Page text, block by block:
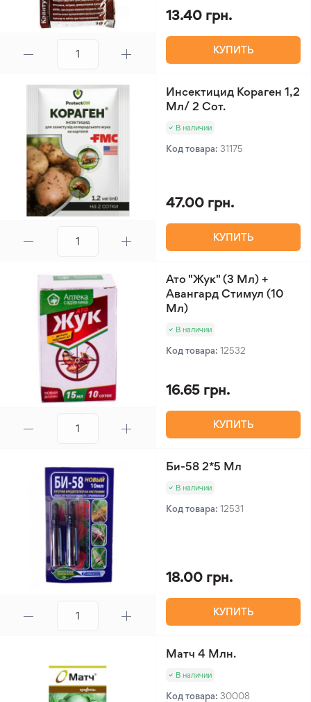
13.40 грн.
КУПИТЬ
Инсектицид Кораген 1,2
Мл/ 2 Сот.
В наличии
Код товара: 31175
47.00 грн.
КУПИТЬ
Ато "Жук" (3 Мл) +
Авангард Стимул (10
Мл)
В наличии
Код товара: 12532
16.65 грн.
КУПИТЬ
Би-58 2*5 Мл
В наличии
Код товара: 12531
18.00 грн.
КУПИТЬ
Матч 4 Млн.
В наличии
Код товара: 30008